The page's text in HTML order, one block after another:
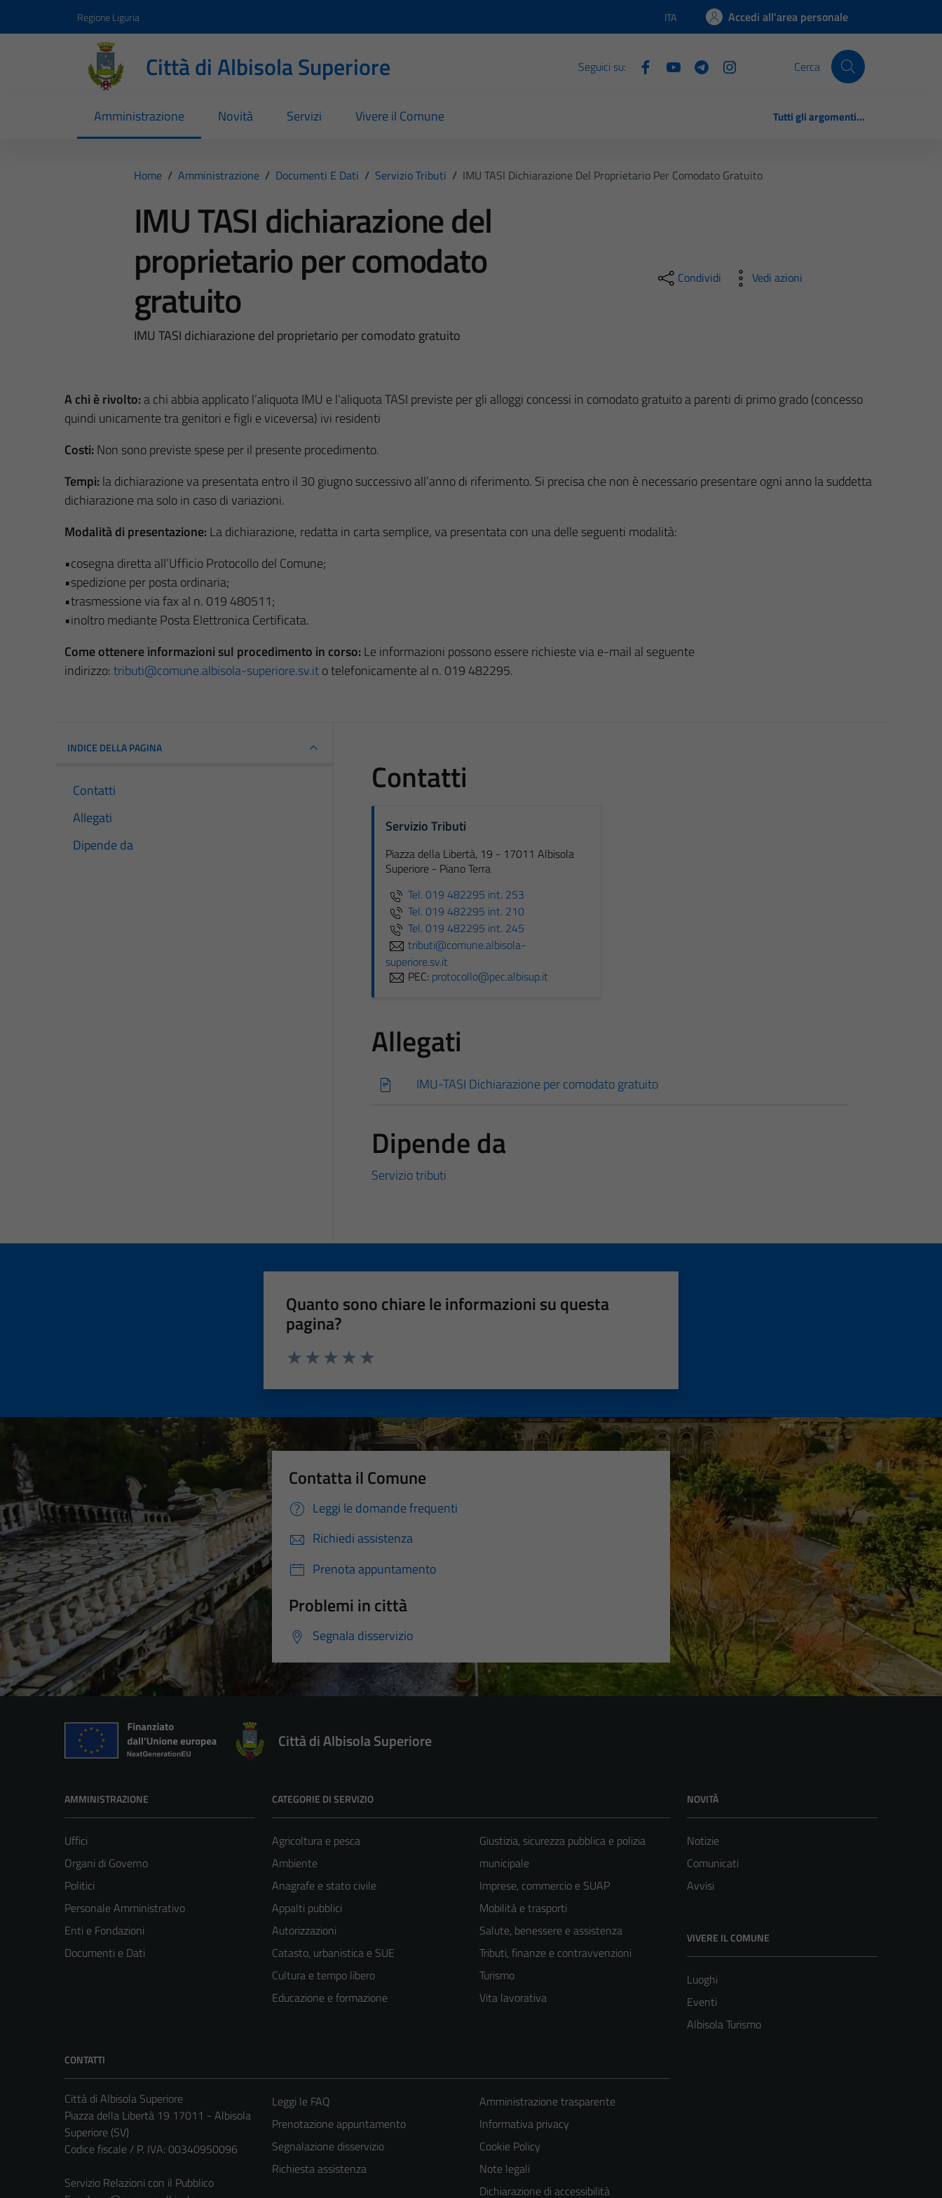
Regione Liguria Lingua attiva:
ITA Accedi all'area personale
Città di Albisola Superiore Seguici su: Cerca
Amministrazione Novità Servizi Vivere il Comune Tutti gli argomenti...
Home / Amministrazione / Documenti E Dati / Servizio Tributi / IMU TASI Dichiarazione Del Proprietario Per Comodato Gratuito
IMU TASI dichiarazione del
proprietario per comodato
gratuito
IMU TASI dichiarazione del proprietario per comodato gratuito
Condividi Vedi azioni
A chi è rivolto: a chi abbia applicato l’aliquota IMU e l’aliquota TASI previste per gli alloggi concessi in comodato gratuito a parenti di primo grado (concesso
quindi unicamente tra genitori e figli e viceversa) ivi residenti
Costi: Non sono previste spese per il presente procedimento.
Tempi: la dichiarazione va presentata entro il 30 giugno successivo all’anno di riferimento. Si precisa che non è necessario presentare ogni anno la suddetta
dichiarazione ma solo in caso di variazioni.
Modalità di presentazione: La dichiarazione, redatta in carta semplice, va presentata con una delle seguenti modalità:
•cosegna diretta all’Ufficio Protocollo del Comune;
•spedizione per posta ordinaria;
•trasmessione via fax al n. 019 480511;
•inoltro mediante Posta Elettronica Certificata.
Come ottenere informazioni sul procedimento in corso: Le informazioni possono essere richieste via e-mail al seguente
indirizzo:tributi@comune.albisola-superiore.sv.ito telefonicamente al n. 019 482295.
INDICE DELLA PAGINA
Contatti
Allegati
Dipende da
Contatti
Servizio Tributi
Piazza della Libertà, 19 - 17011 Albisola
Superiore - Piano Terra
Tel. 019 482295 int. 253
Tel. 019 482295 int. 210
Tel. 019 482295 int. 245
tributi@comune.albisola-
superiore.sv.it
PEC: protocollo@pec.albisup.it
Allegati
IMU-TASI Dichiarazione per comodato gratuito
Dipende da
Servizio tributi
Quanto sono chiare le informazioni su questa
pagina?
Contatta il Comune
Leggi le domande frequenti
Richiedi assistenza
Prenota appuntamento
Problemi in città
Segnala disservizio
Città di Albisola Superiore
AMMINISTRAZIONE
Uffici
Organi di Governo
Politici
Personale Amministrativo
Enti e Fondazioni
Documenti e Dati
CATEGORIE DI SERVIZIO
Agricoltura e pesca
Ambiente
Anagrafe e stato civile
Appalti pubblici
Autorizzazioni
Catasto, urbanistica e SUE
Cultura e tempo libero
Educazione e formazione
Giustizia, sicurezza pubblica e polizia
municipale
Imprese, commercio e SUAP
Mobilità e trasporti
Salute, benessere e assistenza
Tributi, finanze e contravvenzioni
Turismo
Vita lavorativa
NOVITÀ
Notizie
Comunicati
Avvisi
VIVERE IL COMUNE
Luoghi
Eventi
Albisola Turismo
CONTATTI
Città di Albisola Superiore
Piazza della Libertà 19 17011 - Albisola
Superiore (SV)
Codice fiscale / P. IVA: 00340950096
Servizio Relazioni con il Pubblico
Leggi le FAQ
Prenotazione appuntamento
Segnalazione disservizio
Richiesta assistenza
Amministrazione trasparente
Informativa privacy
Cookie Policy
Note legali
Dichiarazione di accessibilità